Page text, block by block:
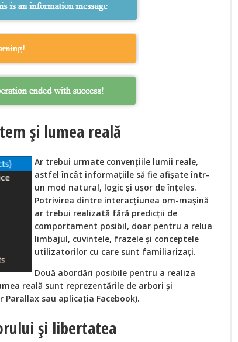
și lumea reală
Ar trebui urmate convențiile lumii reale,
astfel încât informațiile să fie afișate într-
un mod natural, logic și ușor de înțeles.
Potrivirea dintre interacțiunea om-mașină
ar trebui realizată fără predicții de
comportament posibil, doar pentru a relua
limbajul, cuvintele, frazele și conceptele
utilizatorilor cu care sunt familiarizați.
Două abordări posibile pentru a realiza
reală sunt reprezentările de arbori și
sau aplicația Facebook).
și libertatea